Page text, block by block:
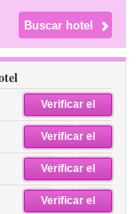
Verificar el
precio
Verificar el
precio
Verificar el
precio
Verificar el